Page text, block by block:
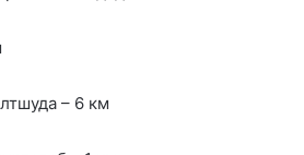
– 6 км